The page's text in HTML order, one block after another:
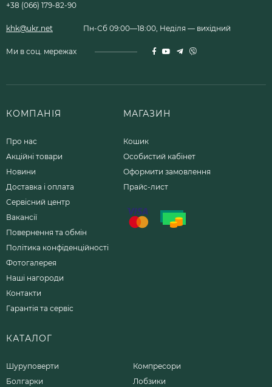
+38 (066) 179-82-90
khk@ukr.net Пн-Сб 09:00—18:00, Неділя — вихідний
Ми в соц. мережах
КОМПАНІЯ
Про нас
Акційні товари
Новини
Доставка і оплата
Сервісний центр
Вакансії
Повернення та обмін
Політика конфіденційності
Фотогалерея
Наші нагороди
Контакти
Гарантія та сервіс
МАГАЗИН
Кошик
Особистий кабінет
Оформити замовлення
Прайс-лист
КАТАЛОГ
Шуруповерти
Болгарки
Компресори
Лобзики